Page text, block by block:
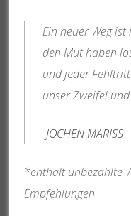
Ein neuer Weg
den Mut haben
und jeder
unser Zweifel
JOCHEN MARISS
*enthält unbezahlte
Empfehlungen